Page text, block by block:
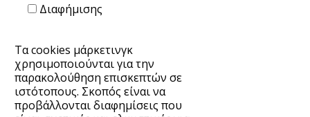
Διαφήμισης
Τα cookies μάρκετινγκ
χρησιμοποιούνται για την
παρακολούθηση επισκεπτών σε
ιστότοπους. Σκοπός είναι να
προβάλλονται διαφημίσεις που